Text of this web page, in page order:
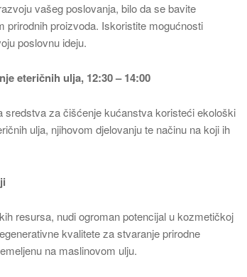
vašeg poslovanja, bilo da se bavite
prirodnih proizvoda. Iskoristite mogućnosti
poslovnu ideju.
eteričnih ulja, 12:30 – 14:00
sredstva za čišćenje kućanstva koristeći ekološki
ulja, njihovom djelovanju te načinu na koji ih
resursa, nudi ogroman potencijal u kozmetičkoj
kvalitete za stvaranje prirodne
na maslinovom ulju.